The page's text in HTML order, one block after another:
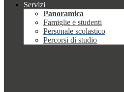
Servizi
Panoramica
Famiglie e studenti
Personale scolastico
Percorsi di studio